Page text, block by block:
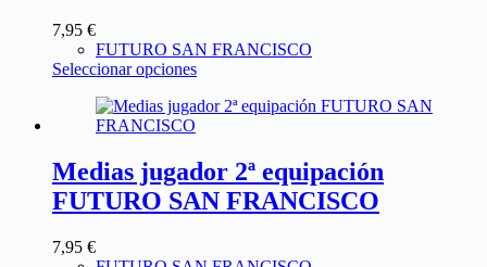
7,95 €
FUTURO SAN FRANCISCO
Seleccionar opciones
Medias jugador 2ª equipación
FUTURO SAN FRANCISCO
7,95 €